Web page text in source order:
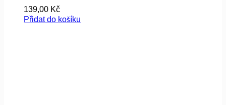
139,00 Kč
Přidat do košíku